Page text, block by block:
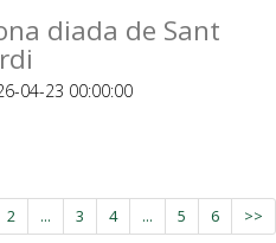
diada de Sant
04-23 00:00:00
2 ... 3 4 ... 5 6 >>